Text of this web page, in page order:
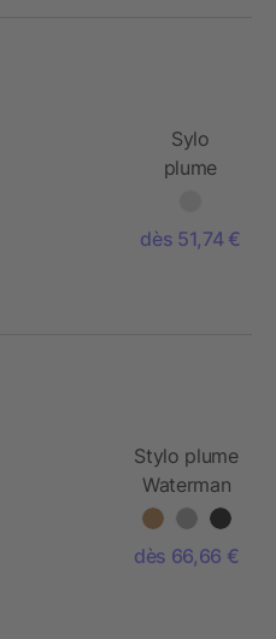
Sylo
plume
en métal
dès 51,74 €
Stylo plume
Waterman
Hemisphere
dès 66,66 €